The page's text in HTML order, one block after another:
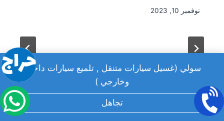
سولي (غسيل سيارات متنقل , تلميع سيارات داخلي
وخارجي )
تجاهل
نوفمبر 10, 2023